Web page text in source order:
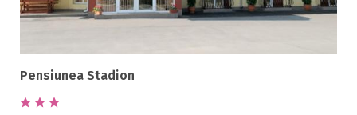
Seif la receptie
SPA
Spalatorie
Terasa
Pensiunea Stadion